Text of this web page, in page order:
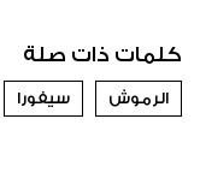
كلمات ذات صلة
الرموش سيفورا